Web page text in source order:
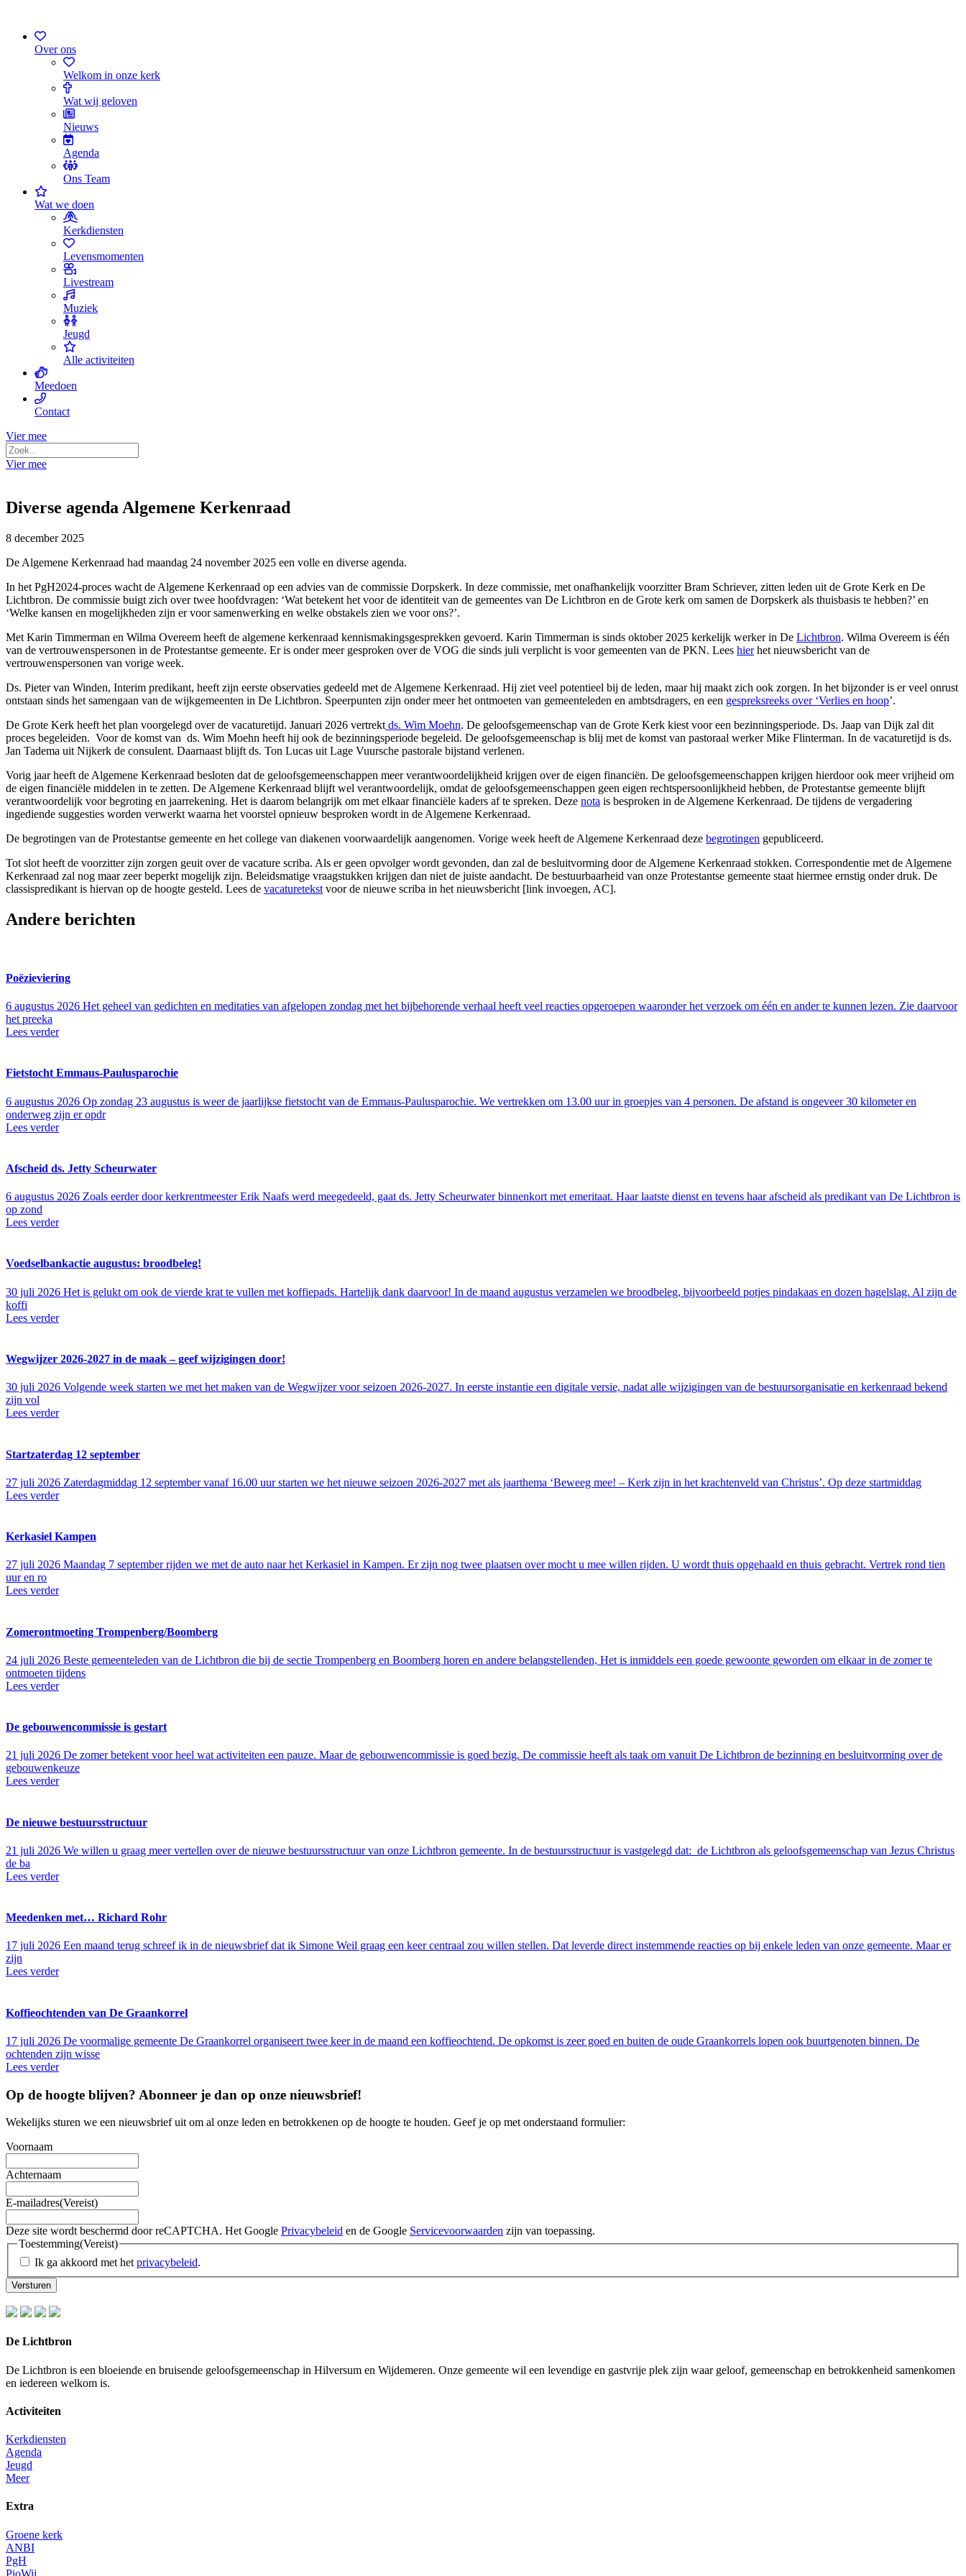
Over ons
Welkom in onze kerk
Wat wij geloven
Nieuws
Agenda
Ons Team
Wat we doen
Kerkdiensten
Levensmomenten
Livestream
Muziek
Jeugd
Alle activiteiten
Meedoen
Contact
Vier mee
Vier mee
Diverse agenda Algemene Kerkenraad
8 december 2025
De Algemene Kerkenraad had maandag 24 november 2025 een volle en diverse agenda.
In het PgH2024-proces wacht de Algemene Kerkenraad op een advies van de commissie Dorpskerk. In deze commissie, met onafhankelijk voorzitter Bram Schriever, zitten leden uit de Grote Kerk en De
Lichtbron. De commissie buigt zich over twee hoofdvragen: ‘Wat betekent het voor de identiteit van de gemeentes van De Lichtbron en de Grote kerk om samen de Dorpskerk als thuisbasis te hebben?’ en
‘Welke kansen en mogelijkheden zijn er voor samenwerking en welke obstakels zien we voor ons?’.
Met Karin Timmerman en Wilma Overeem heeft de algemene kerkenraad kennismakingsgesprekken gevoerd. Karin Timmerman is sinds oktober 2025 kerkelijk werker in De Lichtbron. Wilma Overeem is één
van de vertrouwenspersonen in de Protestantse gemeente. Er is onder meer gesproken over de VOG die sinds juli verplicht is voor gemeenten van de PKN. Lees hierhet nieuwsbericht van de
vertrouwenspersonen van vorige week.
Ds. Pieter van Winden, Interim predikant, heeft zijn eerste observaties gedeeld met de Algemene Kerkenraad. Hij ziet veel potentieel bij de leden, maar hij maakt zich ook zorgen. In het bijzonder is er veel onrust
ontstaan sinds het samengaan van de wijkgemeenten in De Lichtbron. Speerpunten zijn onder meer het ontmoeten van gemeenteleden en ambtsdragers, en een gespreksreeks over ‘Verlies en hoop’.
De Grote Kerk heeft het plan voorgelegd over de vacaturetijd. Januari 2026 vertrekt ds. Wim Moehn. De geloofsgemeenschap van de Grote Kerk kiest voor een bezinningsperiode. Ds. Jaap van Dijk zal dit
proces begeleiden. Voor de komst van ds. Wim Moehn heeft hij ook de bezinningsperiode begeleid. De geloofsgemeenschap is blij met de komst van pastoraal werker Mike Flinterman. In de vacaturetijd is ds.
Jan Tadema uit Nijkerk de consulent. Daarnaast blijft ds. Ton Lucas uit Lage Vuursche pastorale bijstand verlenen.
Vorig jaar heeft de Algemene Kerkenraad besloten dat de geloofsgemeenschappen meer verantwoordelijkheid krijgen over de eigen financiën. De geloofsgemeenschappen krijgen hierdoor ook meer vrijheid om
de eigen financiële middelen in te zetten. De Algemene Kerkenraad blijft wel verantwoordelijk, omdat de geloofsgemeenschappen geen eigen rechtspersoonlijkheid hebben, de Protestantse gemeente blijft
verantwoordelijk voor begroting en jaarrekening. Het is daarom belangrijk om met elkaar financiële kaders af te spreken. Deze nota is besproken in de Algemene Kerkenraad. De tijdens de vergadering
ingediende suggesties worden verwerkt waarna het voorstel opnieuw besproken wordt in de Algemene Kerkenraad.
De begrotingen van de Protestantse gemeente en het college van diakenen voorwaardelijk aangenomen. Vorige week heeft de Algemene Kerkenraad deze begrotingen gepubliceerd.
Tot slot heeft de voorzitter zijn zorgen geuit over de vacature scriba. Als er geen opvolger wordt gevonden, dan zal de besluitvorming door de Algemene Kerkenraad stokken. Correspondentie met de Algemene
Kerkenraad zal nog maar zeer beperkt mogelijk zijn. Beleidsmatige vraagstukken krijgen dan niet de juiste aandacht. De bestuurbaarheid van onze Protestantse gemeente staat hiermee ernstig onder druk. De
classispredikant is hiervan op de hoogte gesteld. Lees de vacaturetekst voor de nieuwe scriba in het nieuwsbericht [link invoegen, AC].
Andere berichten
Poëzieviering
6 augustus 2026 Het geheel van gedichten en meditaties van afgelopen zondag met het bijbehorende verhaal heeft veel reacties opgeroepen waaronder het verzoek om één en ander te kunnen lezen. Zie daarvoor
het preeka
Lees verder
Fietstocht Emmaus-Paulusparochie
6 augustus 2026 Op zondag 23 augustus is weer de jaarlijkse fietstocht van de Emmaus-Paulusparochie. We vertrekken om 13.00 uur in groepjes van 4 personen. De afstand is ongeveer 30 kilometer en
onderweg zijn er opdr
Lees verder
Afscheid ds. Jetty Scheurwater
6 augustus 2026 Zoals eerder door kerkrentmeester Erik Naafs werd meegedeeld, gaat ds. Jetty Scheurwater binnenkort met emeritaat. Haar laatste dienst en tevens haar afscheid als predikant van De Lichtbron is
op zond
Lees verder
Voedselbankactie augustus: broodbeleg!
30 juli 2026 Het is gelukt om ook de vierde krat te vullen met koffiepads. Hartelijk dank daarvoor! In de maand augustus verzamelen we broodbeleg, bijvoorbeeld potjes pindakaas en dozen hagelslag. Al zijn de
koffi
Lees verder
Wegwijzer 2026-2027 in de maak – geef wijzigingen door!
30 juli 2026 Volgende week starten we met het maken van de Wegwijzer voor seizoen 2026-2027. In eerste instantie een digitale versie, nadat alle wijzigingen van de bestuursorganisatie en kerkenraad bekend
zijn vol
Lees verder
Startzaterdag 12 september
27 juli 2026 Zaterdagmiddag 12 september vanaf 16.00 uur starten we het nieuwe seizoen 2026-2027 met als jaarthema ‘Beweeg mee! – Kerk zijn in het krachtenveld van Christus’. Op deze startmiddag
Lees verder
Kerkasiel Kampen
27 juli 2026 Maandag 7 september rijden we met de auto naar het Kerkasiel in Kampen. Er zijn nog twee plaatsen over mocht u mee willen rijden. U wordt thuis opgehaald en thuis gebracht. Vertrek rond tien
uur en ro
Lees verder
Zomerontmoeting Trompenberg/Boomberg
24 juli 2026 Beste gemeenteleden van de Lichtbron die bij de sectie Trompenberg en Boomberg horen en andere belangstellenden, Het is inmiddels een goede gewoonte geworden om elkaar in de zomer te
ontmoeten tijdens
Lees verder
De gebouwencommissie is gestart
21 juli 2026 De zomer betekent voor heel wat activiteiten een pauze. Maar de gebouwencommissie is goed bezig. De commissie heeft als taak om vanuit De Lichtbron de bezinning en besluitvorming over de
gebouwenkeuze
Lees verder
De nieuwe bestuursstructuur
21 juli 2026 We willen u graag meer vertellen over de nieuwe bestuursstructuur van onze Lichtbron gemeente. In de bestuursstructuur is vastgelegd dat: de Lichtbron als geloofsgemeenschap van Jezus Christus
de ba
Lees verder
Meedenken met… Richard Rohr
17 juli 2026 Een maand terug schreef ik in de nieuwsbrief dat ik Simone Weil graag een keer centraal zou willen stellen. Dat leverde direct instemmende reacties op bij enkele leden van onze gemeente. Maar er
zijn
Lees verder
Koffieochtenden van De Graankorrel
17 juli 2026 De voormalige gemeente De Graankorrel organiseert twee keer in de maand een koffieochtend. De opkomst is zeer goed en buiten de oude Graankorrels lopen ook buurtgenoten binnen. De
ochtenden zijn wisse
Lees verder
Op de hoogte blijven? Abonneer je dan op onze nieuwsbrief!
Wekelijks sturen we een nieuwsbrief uit om al onze leden en betrokkenen op de hoogte te houden. Geef je op met onderstaand formulier:
Voornaam
Achternaam
E-mailadres(Vereist)
Deze site wordt beschermd door reCAPTCHA. Het Google Privacybeleid en de Google Servicevoorwaarden zijn van toepassing.
Toestemming(Vereist)
Ik ga akkoord met het privacybeleid.
Versturen
De Lichtbron
De Lichtbron is een bloeiende en bruisende geloofsgemeenschap in Hilversum en Wijdemeren. Onze gemeente wil een levendige en gastvrije plek zijn waar geloof, gemeenschap en betrokkenheid samenkomen
en iedereen welkom is.
Activiteiten
Kerkdiensten
Agenda
Jeugd
Meer
Extra
Groene kerk
ANBI
PgH
PioWij